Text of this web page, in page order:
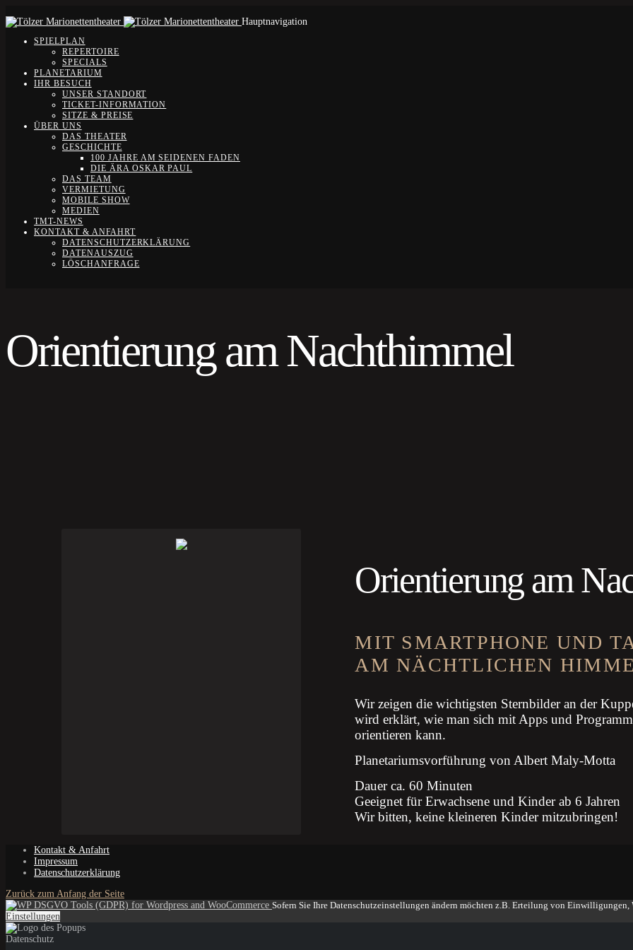
Hauptnavigation
SPIELPLAN
REPERTOIRE
SPECIALS
PLANETARIUM
IHR BESUCH
UNSER STANDORT
TICKET-INFORMATION
SITZE & PREISE
ÜBER UNS
DAS THEATER
GESCHICHTE
100 JAHRE AM SEIDENEN FADEN
DIE ÄRA OSKAR PAUL
DAS TEAM
VERMIETUNG
MOBILE SHOW
MEDIEN
TMT-NEWS
KONTAKT & ANFAHRT
DATENSCHUTZERKLÄRUNG
DATENAUSZUG
LÖSCHANFRAGE
Orientierung am Nachthimmel
Orientierung am
MIT SMARTPHONE UND
AM NÄCHTLICHEN
Wir zeigen die wichtigsten Sternbilder an der
wird erklärt, wie man sich mit Apps und
orientieren kann.
Planetariumsvorführung von Albert Maly-Motta
Dauer ca. 60 Minuten
Geeignet für Erwachsene und Kinder ab 6 Jahren
Wir bitten, keine kleineren Kinder mitzubringen!
Kontakt & Anfahrt
Impressum
Datenschutzerklärung
Zurück zum Anfang der Seite
Sofern Sie Ihre Datenschutzeinstellungen ändern möchten z.B. Erteilung von
Einstellungen
Datenschutz